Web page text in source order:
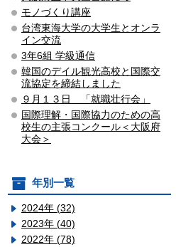
モノづくり講座
台湾東海大学の大学生とオンラ
イン交流
3年6組 学級通信
韓国のデイル観光高校と国際交
流協定を締結しました
９月１３日 「就職壮行会」
国際理解・国際協力のための高
校生の主張コンクール＜大阪府
大会＞
年別一覧
2024年 (32)
2023年 (40)
2022年 (78)